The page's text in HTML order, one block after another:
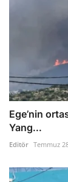
Ege’nin
Yang...
Editör Temmuz